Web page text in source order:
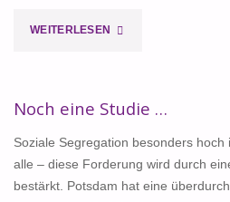
WEITERLESEN "LEXIKON
ALTERNATIVEN"
Noch eine Studie …
Soziale Segregation besonders
alle – diese Forderung wird durch
bestärkt. Potsdam hat eine